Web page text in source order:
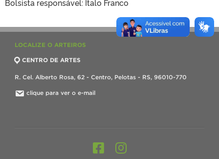
Bolsista responsável: Ítalo Franco
LOCALIZE O ARTEIROS
CENTRO DE ARTES
R. Cel. Alberto Rosa, 62 - Centro, Pelotas - RS, 96010-770
clique para ver o e-mail